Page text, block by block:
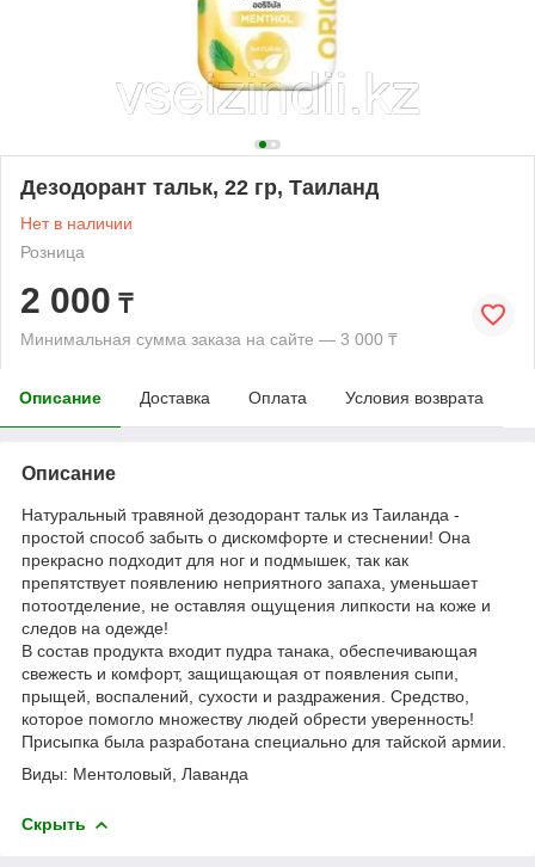
Дезодорант тальк, 22 гр, Таиланд
Нет в наличии
Розница
2 000 ₸
Минимальная сумма заказа на сайте — 3 000 ₸
Описание Доставка Оплата Условия возврата
Описание
Натуральный травяной дезодорант тальк из Таиланда -
простой способ забыть о дискомфорте и стеснении! Она
прекрасно подходит для ног и подмышек, так как
препятствует появлению неприятного запаха, уменьшает
потоотделение, не оставляя ощущения липкости на коже и
следов на одежде!
В состав продукта входит пудра танака, обеспечивающая
свежесть и комфорт, защищающая от появления сыпи,
прыщей, воспалений, сухости и раздражения. Средство,
которое помогло множеству людей обрести уверенность!
Присыпка была разработана специально для тайской армии.
Виды: Ментоловый, Лаванда
Скрыть